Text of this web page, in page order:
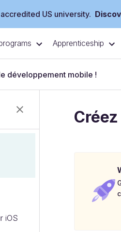
US university.
Apprenticeship
développement mobile !
iOS